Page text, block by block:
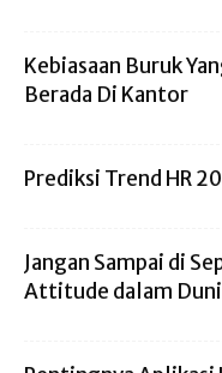
Kebiasaan Buruk
Berada Di Kantor
Prediksi Trend HR
Jangan Sampai di
Attitude dalam